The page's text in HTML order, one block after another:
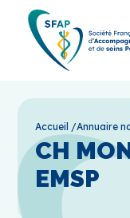
Accueil /Annuaire
CH
EMSP